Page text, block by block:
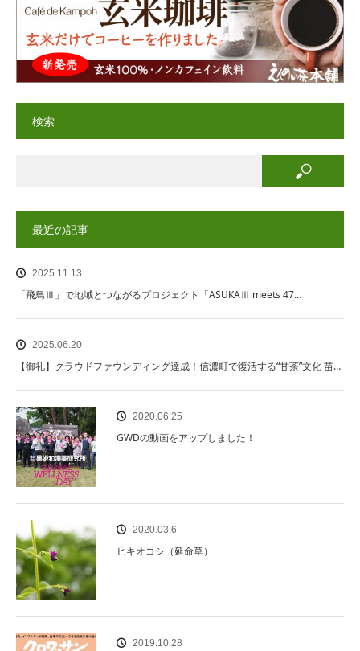
検索
最近の記事
2025.11.13
「飛鳥Ⅲ」で地域とつながるプロジェクト「ASUKAⅢ meets 47…
2025.06.20
【御礼】クラウドファウンディング達成！信濃町で復活する“甘茶”文化 苗…
2020.06.25
GWDの動画をアップしました！
2020.03.6
ヒキオコシ（延命草）
2019.10.28